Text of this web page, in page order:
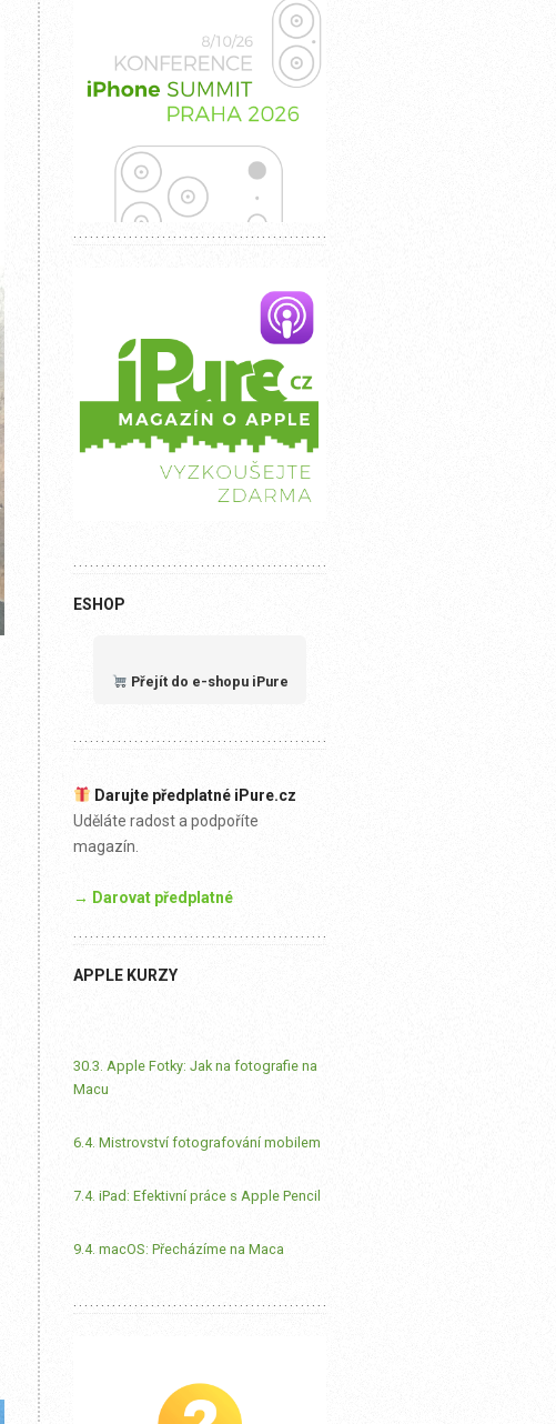
ESHOP
Přejít do e-shopu iPure
Darujte předplatné iPure.cz
Uděláte radost a podpoříte
magazín.
→ Darovat předplatné
APPLE KURZY
30.3. Apple Fotky: Jak na fotografie na
Macu
6.4. Mistrovství fotografování mobilem
7.4. iPad: Efektivní práce s Apple Pencil
9.4. macOS: Přecházíme na Maca